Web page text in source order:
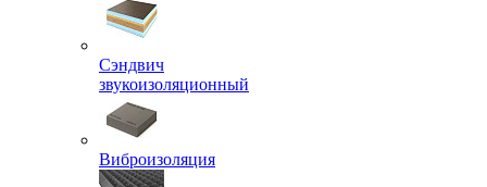
Сэндвич
звукоизоляционный
Виброизоляция